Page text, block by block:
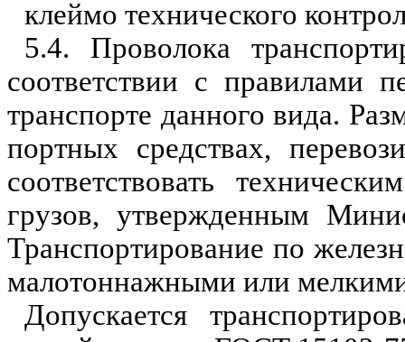
клеймо технического
5.4. Проволока
соответствии с правилами
транспорте данного вида.
портных средствах,
соот­ветствовать
грузов, утвержденным
Транспортирование по
малотоннаж­ными или
Допускается